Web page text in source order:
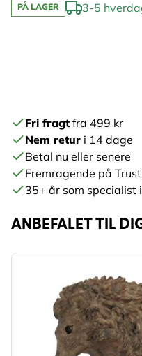
PÅ LAGER 3-5
Fri fragtfra 499 kr
Nem retur i 14 dage
Betal nu eller senere
Fremragende på
35+ år som specialist
ANBEFALET TIL